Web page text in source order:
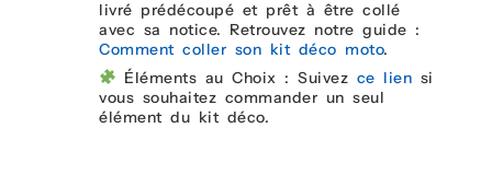
livré prédécoupé et prêt à être collé
avec sa notice. Retrouvez notre guide :
Comment coller son kit déco moto.
Éléments au Choix : Suivez ce lien si
vous souhaitez commander un seul
élément du kit déco.